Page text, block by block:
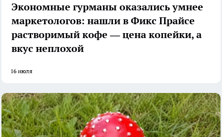
Экономные гурманы оказались умнее
маркетологов: нашли в Фикс Прайсе
растворимый кофе — цена копейки, а
вкус неплохой
16 июля